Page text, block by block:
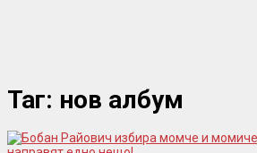
Таг: нов албум